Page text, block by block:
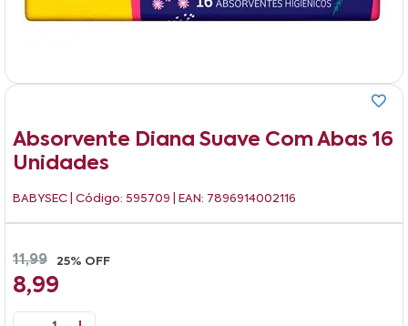
Absorvente Diana Suave Com Abas 16
Unidades
BABYSEC | Código: 595709 | EAN: 7896914002116
11,99 25% OFF
8,99